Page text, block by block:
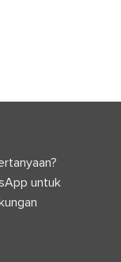
untuk